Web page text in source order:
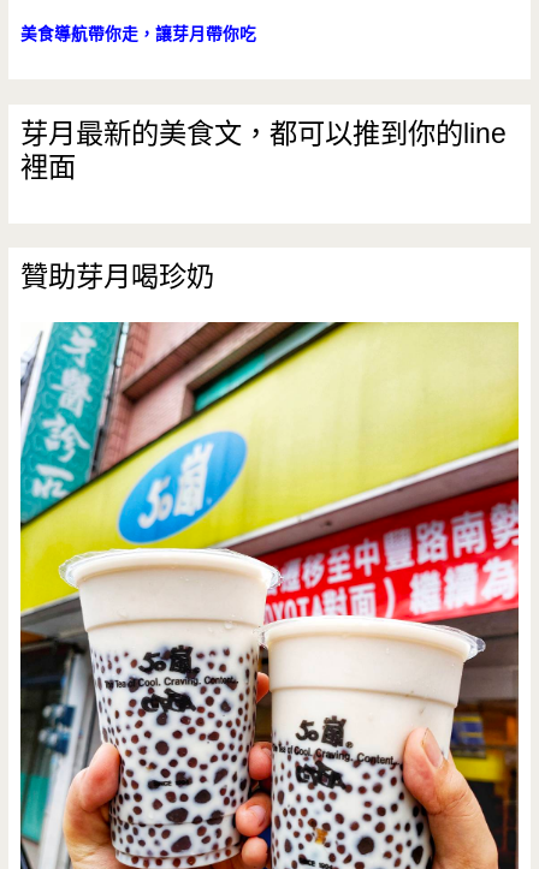
美食導航帶你走，讓芽月帶你吃
芽月最新的美食文，都可以推到你的line
裡面
贊助芽月喝珍奶